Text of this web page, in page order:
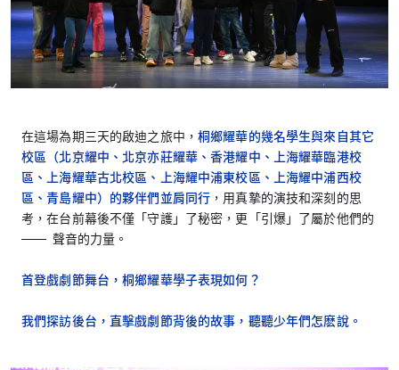
在這場為期三天的啟迪之旅中， 桐鄉耀華的幾名學生與來自其它
校區（北京耀中、北京亦莊耀華、香港耀中、上海耀華臨港校
區、上海耀華古北校區、上海耀中浦東校區、上海耀中浦西校
區、青島耀中）的夥伴們並肩同行 ，用真摯的演技和深刻的思
考，在台前幕後不僅「守護」了秘密，更「引爆」了屬於他們的
—— 聲音的力量。
首登戲劇節舞台，桐鄉耀華學子表現如何？
我們探訪後台，直擊戲劇節背後的故事，聽聽少年們怎麽說。